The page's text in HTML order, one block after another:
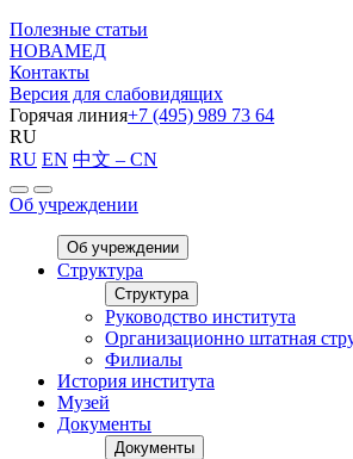
Полезные статьи
НОВАМЕД
Контакты
Версия для слабовидящих
Горячая линия+7 (495) 989 73 64
RU
RU EN 中文 – CN
Об учреждении
Об учреждении
Структура
Структура
Руководство института
Организационно штатная
Филиалы
История института
Музей
Документы
Документы